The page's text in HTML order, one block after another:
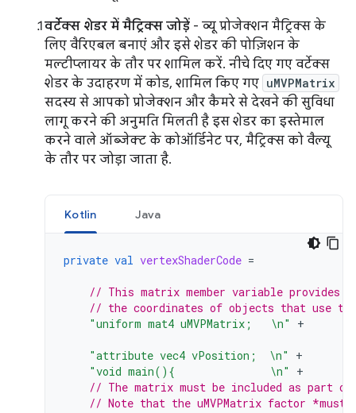
वर्टेक्स शेडर में मैट्रिक्स जोड़ें - व्यू प्रोजेक्शन मैट्रिक्स के
लिए वैरिएबल बनाएं और इसे शेडर की पोज़िशन के
मल्टीप्लायर के तौर पर शामिल करें. नीचे दिए गए वर्टेक्स
शेडर के उदाहरण में कोड, शामिल किए गए uMVPMatrix
सदस्य से आपको प्रोजेक्शन और कैमरे से देखने की सुविधा
लागू करने की अनुमति मिलती है इस शेडर का इस्तेमाल
करने वाले ऑब्जेक्ट के कोऑर्डिनेट पर, मैट्रिक्स को वैल्यू
के तौर पर जोड़ा जाता है.
Kotlin Java
private val vertexShaderCode =
// This matrix member variable provides a
// the coordinates of objects that use
"uniform mat4 uMVPMatrix;   \n"
+
"attribute vec4 vPosition;  \n"
+
"void main(){               \n"
+
// The matrix must be included as part
// Note that the uMVPMatrix factor